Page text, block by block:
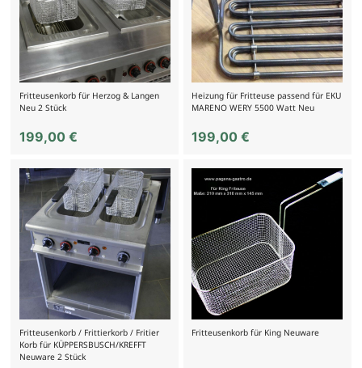
Fritteusenkorb für Herzog & Langen
Neu 2 Stück
199,00 €
Heizung für Fritteuse passend für EKU
MARENO WERY 5500 Watt Neu
199,00€
Fritteusenkorb / Frittierkorb / Fritier
Korb für KÜPPERSBUSCH/KREFFT
Neuware 2 Stück
Fritteusenkorb für King Neuware